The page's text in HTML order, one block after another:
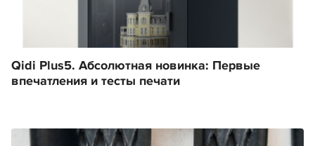
Qidi Plus5. Абсолютная новинка: Первые
впечатления и тесты печати